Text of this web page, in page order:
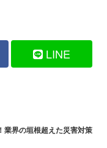
LINE
業界の垣根超えた災害対策